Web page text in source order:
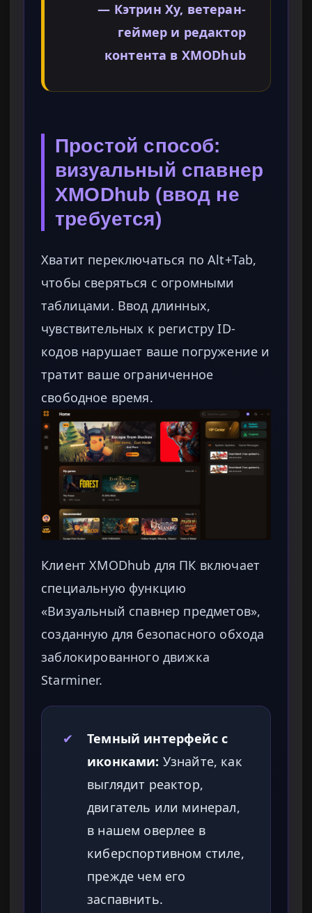
— Кэтрин Ху, ветеран-
геймер и редактор
контента в XMODhub
Простой способ:
визуальный спавнер
XMODhub (ввод не
требуется)
Хватит переключаться по Alt+Tab,
чтобы сверяться с огромными
таблицами. Ввод длинных,
чувствительных к регистру ID-
кодов нарушает ваше погружение и
тратит ваше ограниченное
свободное время.
Клиент XMODhub для ПК включает
специальную функцию
«Визуальный спавнер предметов»,
созданную для безопасного обхода
заблокированного движка
Starminer.
✔
Темный интерфейс с
иконками: Узнайте, как
выглядит реактор,
двигатель или минерал,
в нашем оверлее в
киберспортивном стиле,
прежде чем его
заспавнить.